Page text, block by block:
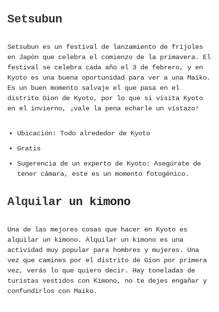
Setsubun
Setsubun es un festival de lanzamiento de frijoles
en Japón que celebra el comienzo de la primavera. El
festival se celebra cada año el 3 de febrero, y en
Kyoto es una buena oportunidad para ver a una Maiko.
Es un buen momento salvaje el que pasa en el
distrito Gion de Kyoto, por lo que si visita Kyoto
en el invierno, ¡vale la pena echarle un vistazo!
Ubicación: Todo alrededor de Kyoto
Gratis
Sugerencia de un experto de Kyoto: Asegúrate de
tener cámara, este es un momento fotogénico.
Alquilar un kimono
Una de las mejores cosas que hacer en Kyoto es
alquilar un kimono. Alquilar un kimono es una
actividad muy popular para hombres y mujeres. Una
vez que camines por el distrito de Gion por primera
vez, verás lo que quiero decir. Hay toneladas de
turistas vestidos con Kimono, no te dejes engañar y
confundirlos con Maiko.